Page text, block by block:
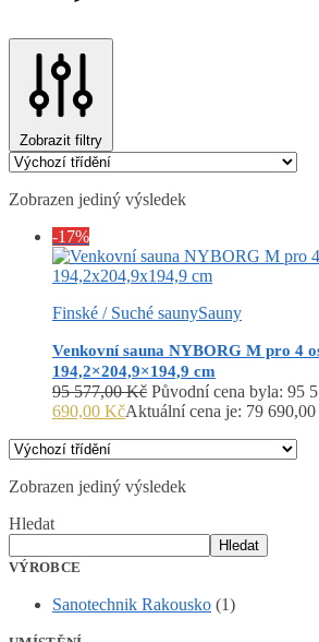
Zobrazit filtry
Zobrazen jediný výsledek
-17%
Finské / Suché saunySauny
Venkovní sauna NYBORG M pro 4
194,2×204,9×194,9 cm
95 577,00Kč Původní cena byla: 95
690,00 KčAktuální cena je: 79
Zobrazen jediný výsledek
Hledat
Hledat
VÝROBCE
Sanotechnik Rakousko (1)